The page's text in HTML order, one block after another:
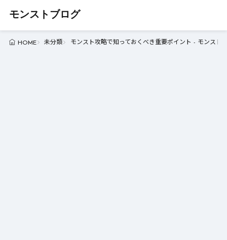
モンストブログ
HOME 未分類 モンスト攻略で知っておくべき重要ポイント - モンスト